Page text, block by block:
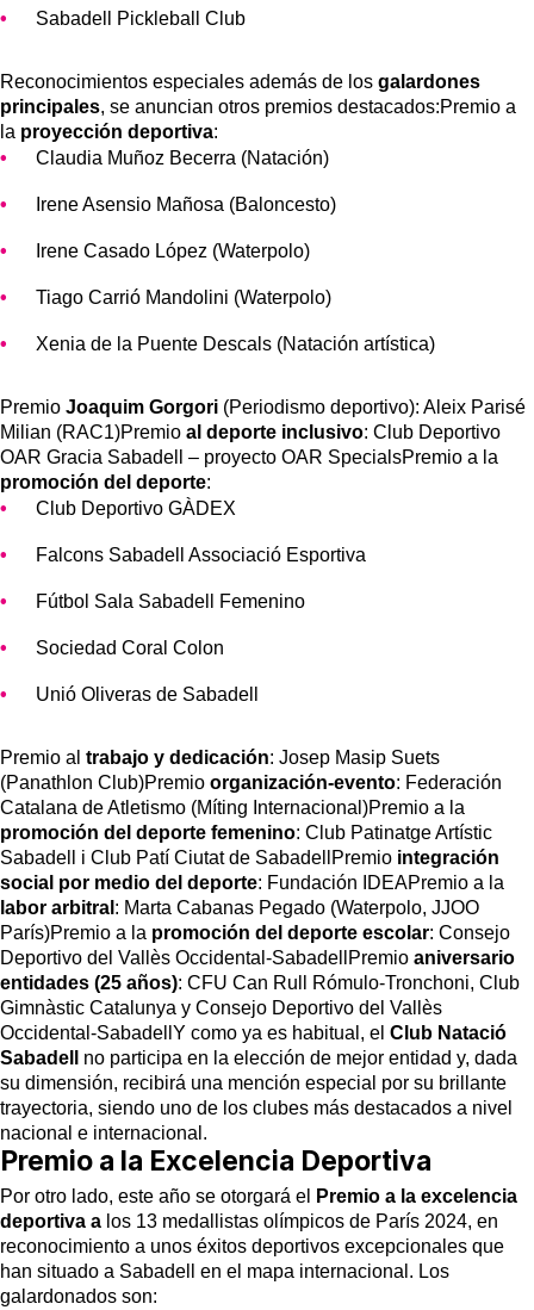
Sabadell Pickleball Club
Reconocimientos especiales además de los galardones
principales, se anuncian otros premios destacados:Premio a
la proyección deportiva:
Claudia Muñoz Becerra (Natación)
Irene Asensio Mañosa (Baloncesto)
Irene Casado López (Waterpolo)
Tiago Carrió Mandolini (Waterpolo)
Xenia de la Puente Descals (Natación artística)
Premio Joaquim Gorgori (Periodismo deportivo): Aleix Parisé
Milian (RAC1)Premio al deporte inclusivo: Club Deportivo
OAR Gracia Sabadell – proyecto OAR SpecialsPremio a la
promoción del deporte:
Club Deportivo GÀDEX
Falcons Sabadell Associació Esportiva
Fútbol Sala Sabadell Femenino
Sociedad Coral Colon
Unió Oliveras de Sabadell
Premio al trabajo y dedicación: Josep Masip Suets
(Panathlon Club)Premio organización-evento: Federación
Catalana de Atletismo (Míting Internacional)Premio a la
promoción del deporte femenino: Club Patinatge Artístic
Sabadell i Club Patí Ciutat de SabadellPremio integración
social por medio del deporte: Fundación IDEAPremio a la
labor arbitral : Marta Cabanas Pegado (Waterpolo, JJOO
París)Premio a la promoción del deporte escolar: Consejo
Deportivo del Vallès Occidental-SabadellPremio aniversario
entidades (25 años): CFU Can Rull Rómulo-Tronchoni, Club
Gimnàstic Catalunya y Consejo Deportivo del Vallès
Occidental-SabadellY como ya es habitual, el Club Natació
Sabadell
no participa en la elección de mejor entidad y, dada
su dimensión, recibirá una mención especial por su brillante
trayectoria, siendo uno de los clubes más destacados a nivel
nacional e internacional.
Premio a la Excelencia Deportiva
Por otro lado, este año se otorgará el
Premio a la excelencia
deportiva a los 13 medallistas olímpicos de París 2024, en
reconocimiento a unos éxitos deportivos excepcionales que
han situado a Sabadell en el mapa internacional. Los
galardonados son: